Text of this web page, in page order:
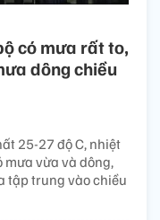
có mưa rất to,
dông chiều
25-27 độ C, nhiệt
mưa vừa và dông,
tập trung vào chiều